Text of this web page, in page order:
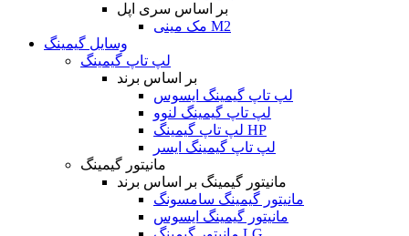
بر اساس سری اپل
مک مینی M2
وسایل گیمینگ
لپ تاپ گیمینگ
بر اساس برند
لپ تاپ گیمینگ ایسوس
لپ تاپ گیمینگ لنوو
لپ تاپ گیمینگ HP
لپ تاپ گیمینگ ایسر
مانیتور گیمینگ
مانیتور گیمینگ بر اساس برند
مانیتور گیمینگ سامسونگ
مانیتور گیمینگ ایسوس